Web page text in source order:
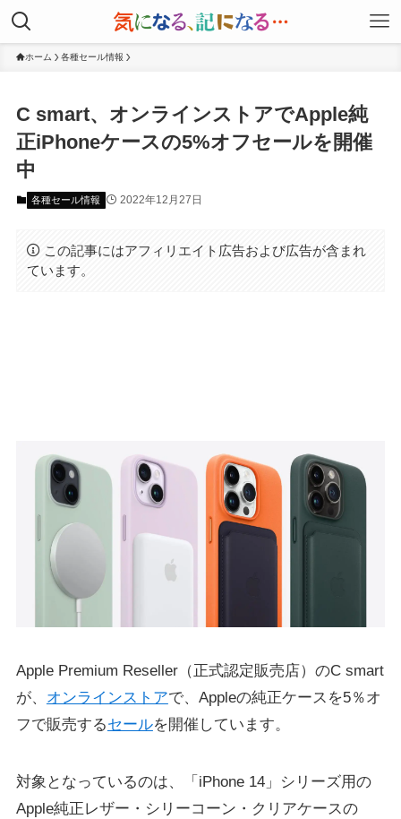
ホーム 各種セール情報
C smart、オンラインストアでApple純
正iPhoneケースの5%オフセールを開催
中
各種セール情報 2022年12月27日
この記事にはアフィリエイト広告および広告が含まれ
ています。
Apple Premium Reseller（正式認定販売店）のC smart
が、 オンラインストアで、Appleの純正ケースを5％オ
フで販売するセールを開催しています。
対象となっているのは、「iPhone 14」シリーズ用の
Apple純正レザー・シリーコーン・クリアケースの